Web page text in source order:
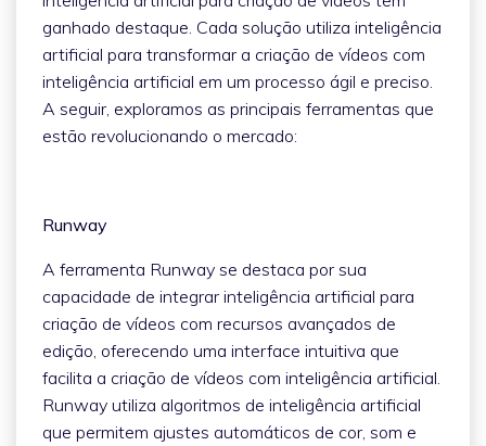
ganhado destaque. Cada solução utiliza inteligência
artificial para transformar a criação de vídeos com
inteligência artificial em um processo ágil e preciso.
A seguir, exploramos as principais ferramentas que
estão revolucionando o mercado:
Runway
A ferramenta Runway se destaca por sua
capacidade de integrar inteligência artificial para
criação de vídeos com recursos avançados de
edição, oferecendo uma interface intuitiva que
facilita a criação de vídeos com inteligência artificial.
Runway utiliza algoritmos de inteligência artificial
que permitem ajustes automáticos de cor, som e